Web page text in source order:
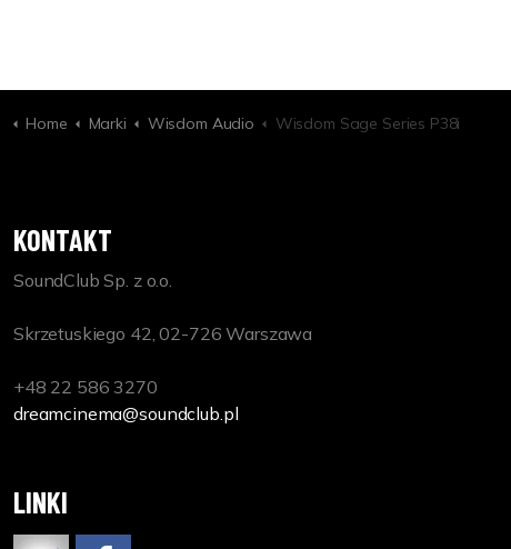
Home Marki Wisdom Audio Wisdom Sage Series P38i
KONTAKT
SoundClub Sp. z o.o.
Skrzetuskiego 42, 02-726 Warszawa
+48 22 586 3270
dreamcinema@soundclub.pl
LINKI